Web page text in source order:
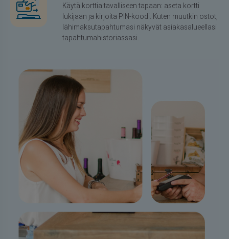
Käytä korttia tavalliseen tapaan: aseta kortti
lukijaan ja kirjoita PIN-koodi. Kuten muutkin ostot,
lähimaksutapahtumasi näkyvät asiakasalueellasi
tapahtumahistoriassasi.